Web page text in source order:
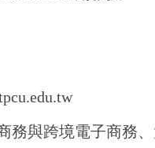
務與跨境電子商務